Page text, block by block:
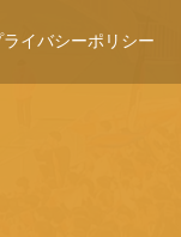
ライバシーポリシー